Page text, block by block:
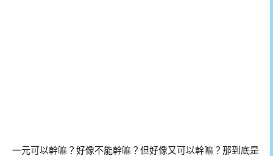
一元可以幹嘛？好像不能幹嘛？但好像又可以幹嘛？那到底是